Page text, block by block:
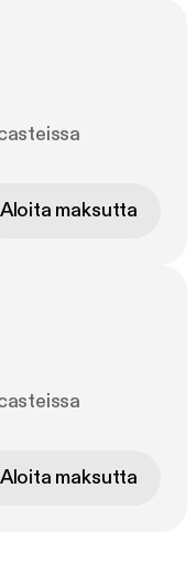
Aloita maksutta
Aloita maksutta